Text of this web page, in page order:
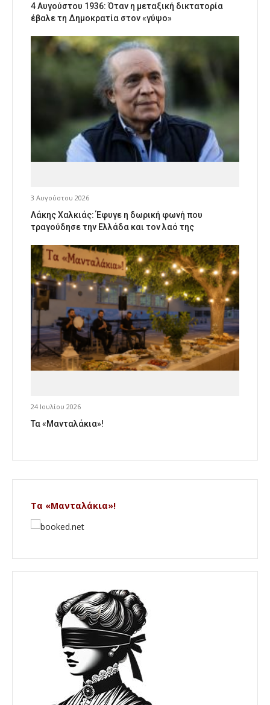
4 Αυγούστου 1936: Όταν η μεταξική δικτατορία
έβαλε τη Δημοκρατία στον «γύψο»
3 Αυγούστου 2026
Λάκης Χαλκιάς: Έφυγε η δωρική φωνή που
τραγούδησε την Ελλάδα και τον λαό της
24 Ιουλίου 2026
Τα «Μανταλάκια»!
Τα «Μανταλάκια»!